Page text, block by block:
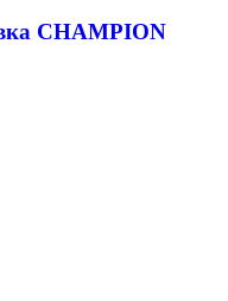
CHAMPION